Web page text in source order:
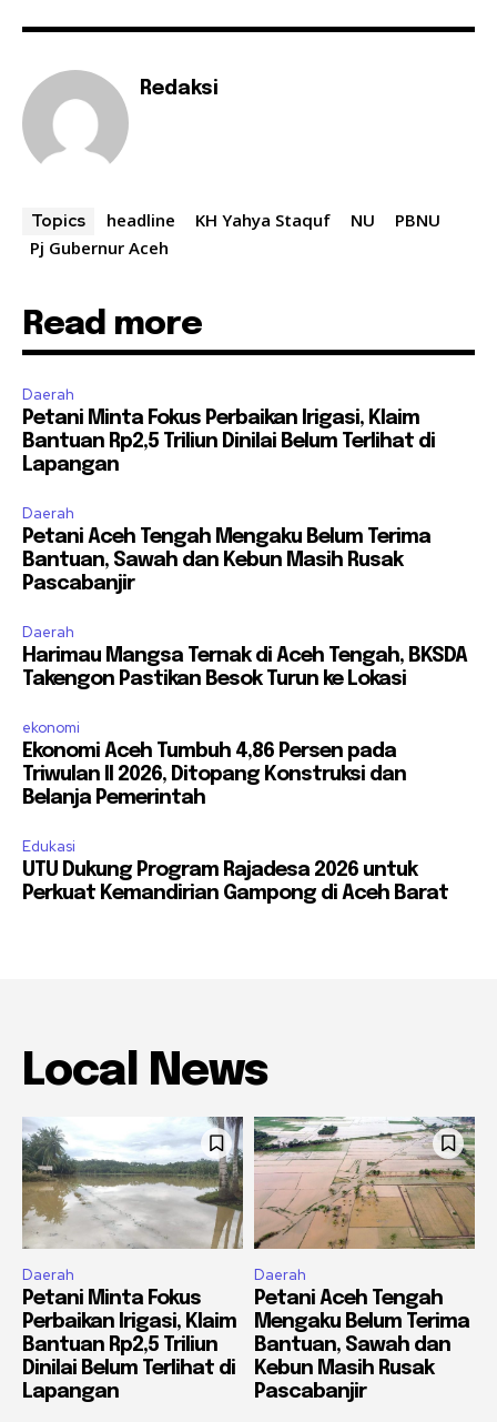
Redaksi
Topics headline KH Yahya Staquf NU
PBNU
Pj Gubernur Aceh
Read more
Daerah
Petani Minta Fokus Perbaikan Irigasi, Klaim
Bantuan Rp2,5 Triliun Dinilai Belum Terlihat di
Lapangan
Daerah
Petani Aceh Tengah Mengaku Belum Terima
Bantuan, Sawah dan Kebun Masih Rusak
Pascabanjir
Daerah
Harimau Mangsa Ternak di Aceh Tengah, BKSDA
Takengon Pastikan Besok Turun ke Lokasi
ekonomi
Ekonomi Aceh Tumbuh 4,86 Persen pada
Triwulan II 2026, Ditopang Konstruksi dan
Belanja Pemerintah
Edukasi
UTU Dukung Program Rajadesa 2026 untuk
Perkuat Kemandirian Gampong di Aceh Barat
Local News
Daerah
Petani Minta Fokus
Perbaikan Irigasi, Klaim
Bantuan Rp2,5 Triliun
Dinilai Belum Terlihat di
Lapangan
Daerah
Petani Aceh Tengah
Mengaku Belum Terima
Bantuan, Sawah dan
Kebun Masih Rusak
Pascabanjir